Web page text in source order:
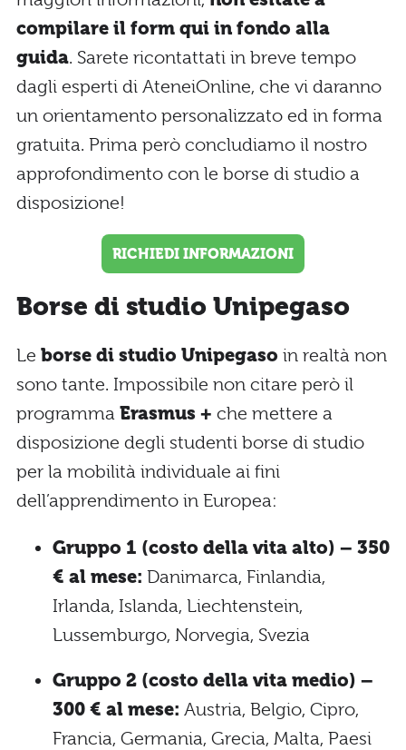
compilare il form qui in fondo alla
guida. Sarete ricontattati in breve tempo
dagli esperti di AteneiOnline, che vi daranno
un orientamento personalizzato ed in forma
gratuita. Prima però concludiamo il nostro
approfondimento con le borse di studio a
disposizione!
RICHIEDI INFORMAZIONI
Borse di studio Unipegaso
Le borse di studio Unipegaso in realtà non
sono tante. Impossibile non citare però il
programma Erasmus + che mettere a
disposizione degli studenti borse di studio
per la mobilità individuale ai fini
dell’apprendimento in Europea:
Gruppo 1 (costo della vita alto) – 350
€ al mese: Danimarca, Finlandia,
Irlanda, Islanda, Liechtenstein,
Lussemburgo, Norvegia, Svezia
Gruppo 2 (costo della vita medio) –
300 € al mese: Austria, Belgio, Cipro,
Francia, Germania, Grecia, Malta, Paesi